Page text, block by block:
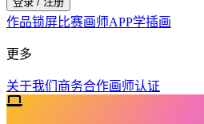
作品锁屏比赛画师APP学插画
更多
关于我们 商务合作画师认证